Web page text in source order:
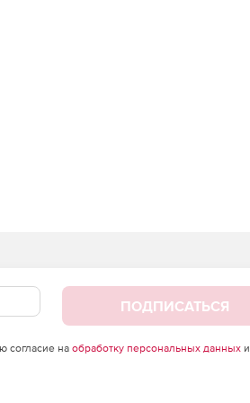
ПОДПИСАТЬСЯ
согласие на обработку персональных данныхи